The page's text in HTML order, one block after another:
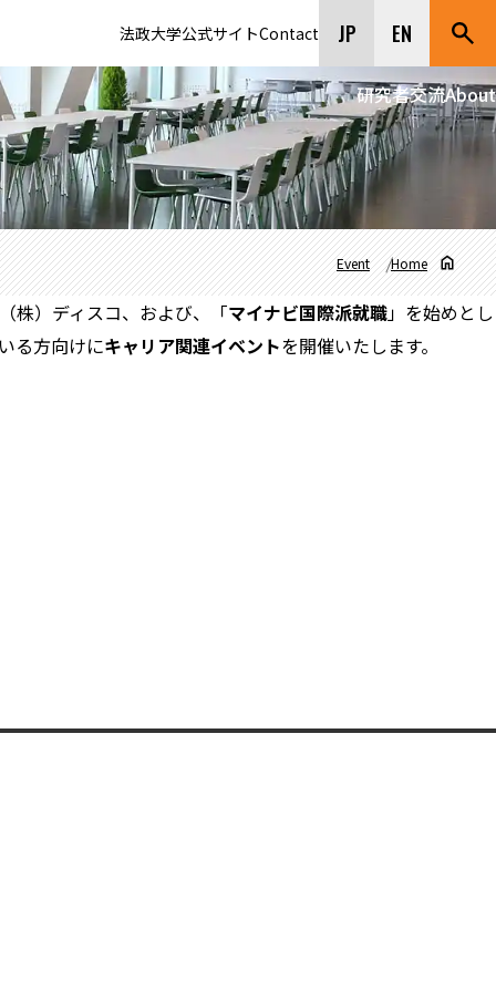
法政大学公式サイトContact JP EN
研究者交流About
Home
Event
株）ディスコ、および、「マイナビ国際派就職」を始めとし
る方向けにキャリア関連イベントを開催いたします。